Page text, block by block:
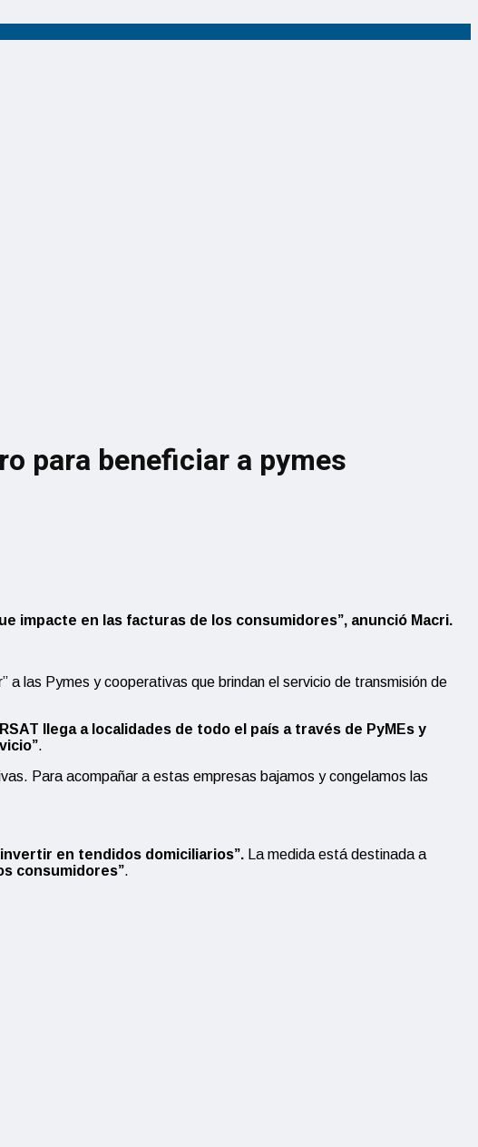
para beneficiar a pymes
impacte en las facturas de los consumidores”, anunció Macri.
las Pymes y cooperativas que brindan el servicio de transmisión de
llega a localidades de todo el país a través de PyMEs y
.
Para acompañar a estas empresas bajamos y congelamos las
en tendidos domiciliarios”.
La medida está destinada a
consumidores”.